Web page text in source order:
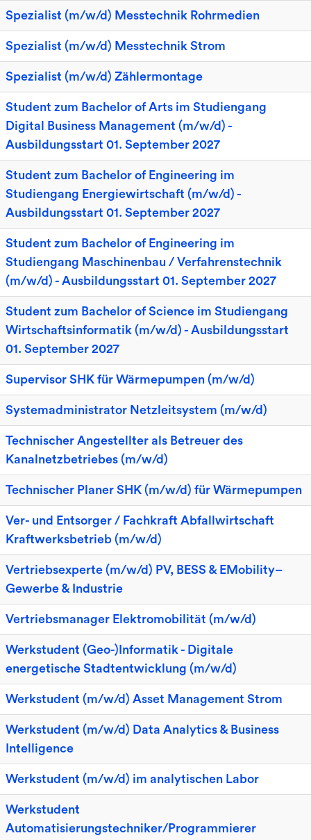
Spezialist (m/w/d) Messtechnik Rohrmedien
Spezialist (m/w/d) Messtechnik Strom
Spezialist (m/w/d) Zählermontage
Student zum Bachelor of Arts im Studiengang
Digital Business Management (m/w/d) -
Ausbildungsstart 01. September 2027
Student zum Bachelor of Engineering im
Studiengang Energiewirtschaft (m/w/d) -
Ausbildungsstart 01. September 2027
Student zum Bachelor of Engineering im
Studiengang Maschinenbau / Verfahrenstechnik
(m/w/d) - Ausbildungsstart 01. September 2027
Student zum Bachelor of Science im Studiengang
Wirtschaftsinformatik (m/w/d) - Ausbildungsstart
01. September 2027
Supervisor SHK für Wärmepumpen (m/w/d)
Systemadministrator Netzleitsystem (m/w/d)
Technischer Angestellter als Betreuer des
Kanalnetzbetriebes (m/w/d)
Technischer Planer SHK (m/w/d) für Wärmepumpen
Ver- und Entsorger / Fachkraft Abfallwirtschaft
Kraftwerksbetrieb (m/w/d)
Vertriebsexperte (m/w/d) PV, BESS & EMobility–
Gewerbe & Industrie
Vertriebsmanager Elektromobilität (m/w/d)
Werkstudent (Geo-)Informatik - Digitale
energetische Stadtentwicklung (m/w/d)
Werkstudent (m/w/d) Asset Management Strom
Werkstudent (m/w/d) Data Analytics & Business
Intelligence
Werkstudent (m/w/d) im analytischen Labor
Werkstudent
Automatisierungstechniker/Programmierer